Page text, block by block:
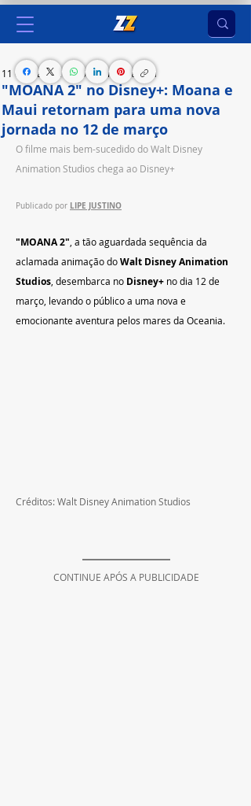
"MOANA 2" no Disney+: Moana e
Maui retornam para uma nova
jornada no 12 de março
11 de mar. de 2025 1 min de leitura
O filme mais bem-sucedido do Walt Disney
Animation Studios chega ao Disney+
Publicado por LIPE JUSTINO
"MOANA 2" , a tão aguardada sequência da
aclamada animação do Walt Disney Animation
Studios , desembarca no Disney+ no dia 12 de
março, levando o público a uma nova e
emocionante aventura pelos mares da Oceania.
Créditos: Walt Disney Animation Studios
CONTINUE APÓS A PUBLICIDADE